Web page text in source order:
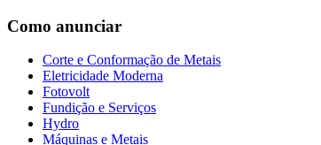
Como anunciar
Corte e Conformação de Metais
Eletricidade Moderna
Fotovolt
Fundição e Serviços
Hydro
Máquinas e Metais